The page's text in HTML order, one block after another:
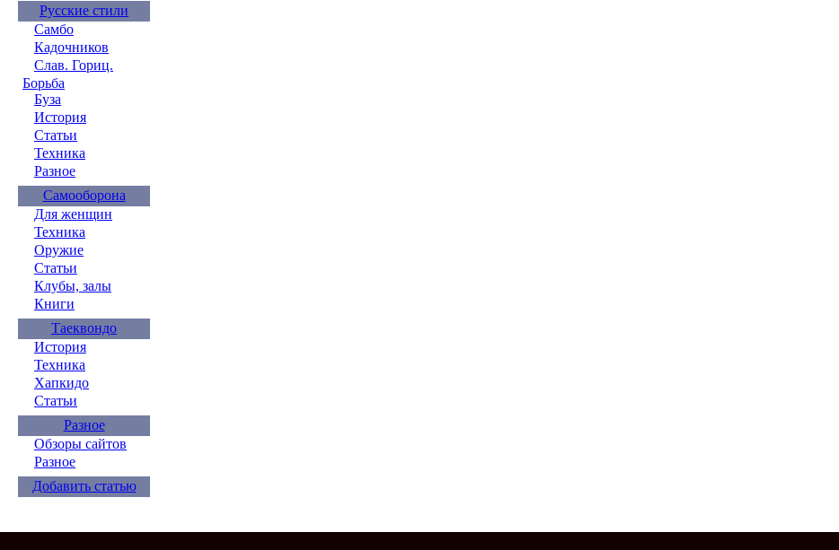
Русские стили
Самбо
Кадочников
Слав. Гориц.
Борьба
Буза
История
Статьи
Техника
Разное
Самооборона
Для женщин
Техника
Оружие
Статьи
Клубы, залы
Книги
Таеквондо
История
Техника
Хапкидо
Статьи
Разное
Обзоры сайтов
Разное
Добавить статью